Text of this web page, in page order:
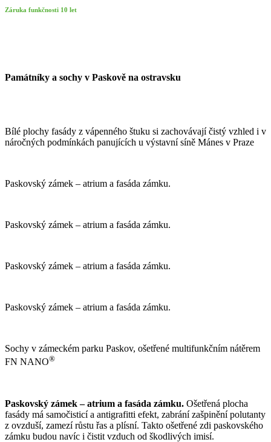
Záruka funkčnosti 10 let
Památníky a sochy v Paskově na ostravsku
Bílé plochy fasády z vápenného štuku si zachovávají čistý vzhled i v
náročných podmínkách panujících u výstavní síně Mánes v Praze
Paskovský zámek – atrium a fasáda zámku.
Paskovský zámek – atrium a fasáda zámku.
Paskovský zámek – atrium a fasáda zámku.
Paskovský zámek – atrium a fasáda zámku.
Sochy v zámeckém parku Paskov, ošetřené multifunkčním nátěrem
FN NANO®
Paskovský zámek – atrium a fasáda zámku. Ošetřená plocha
fasády má samočisticí a antigrafitti efekt, zabrání zašpinění polutanty
z ovzduší, zamezí růstu řas a plísní. Takto ošetřené zdi paskovského
zámku budou navíc i čistit vzduch od škodlivých imisí.